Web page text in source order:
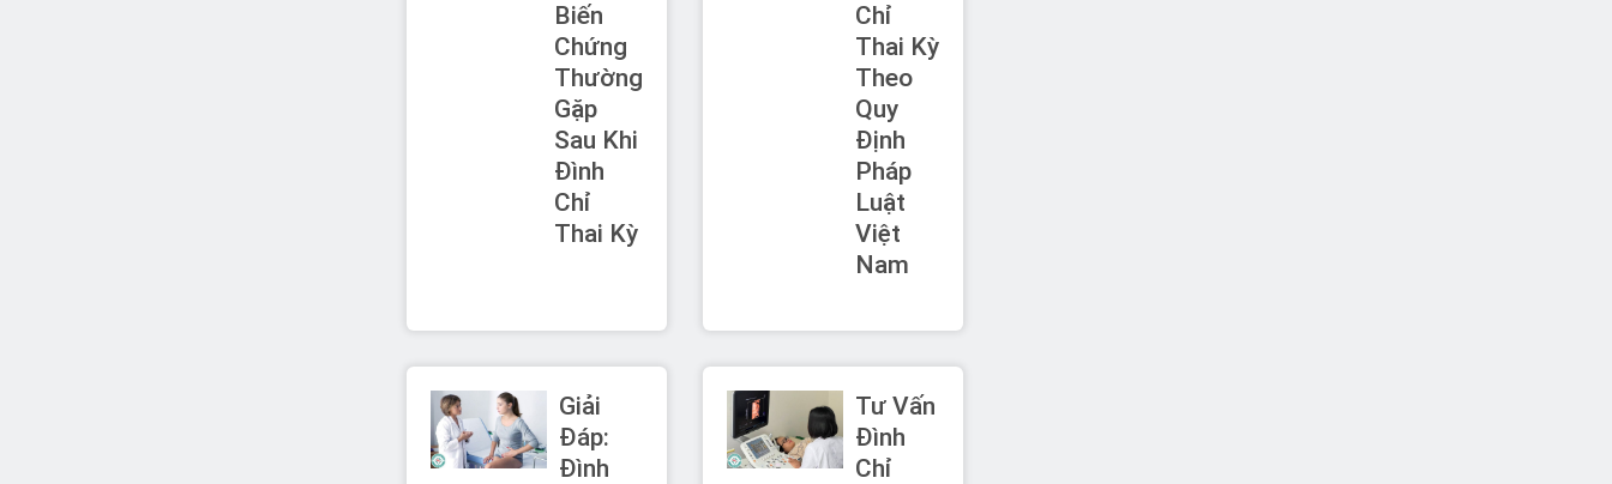
Biến
Chứng
Thường
Gặp
Sau Khi
Đình
Chỉ
Thai Kỳ
Chỉ
Thai Kỳ
Theo
Quy
Định
Pháp
Luật
Việt
Nam
Giải
Đáp:
Đình
Tư Vấn
Đình
Chỉ